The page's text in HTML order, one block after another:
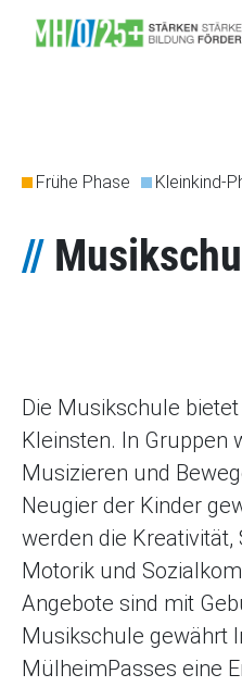
Frühe Phase Kleinkind-
//
Die Musikschule
Kleinsten. In Gruppen
Musizieren und
Neugier der Kinder
werden die Kreativität,
Motorik und
Angebote sind mit
Musikschule gewährt
MülheimPasses eine